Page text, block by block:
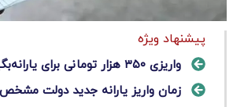
پیشنهاد ویژه
واریزی ۳۵۰ هزار تومانی برای یارانه‌بگیران فردا ۱۷ تیرماه
زمان واریز یارانه جدید دولت